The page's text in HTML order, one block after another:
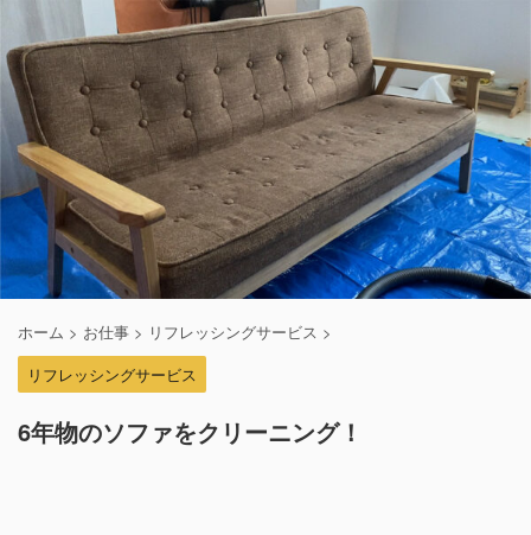
ホーム > お仕事 > リフレッシングサービス >
リフレッシングサービス
6年物のソファをクリーニング！